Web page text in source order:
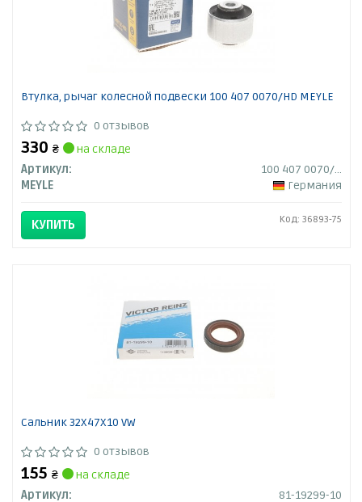
Втулка, рычаг колесной подвески 100 407 0070/HD MEYLE
0 отзывов
330 ₴
на складе
Артикул:
100 407 0070/HD
MEYLE
Германия
КУПИТЬ Код: 36893-75
Сальник 32X47X10 VW
0 отзывов
155 ₴
на складе
Артикул:
81-19299-10